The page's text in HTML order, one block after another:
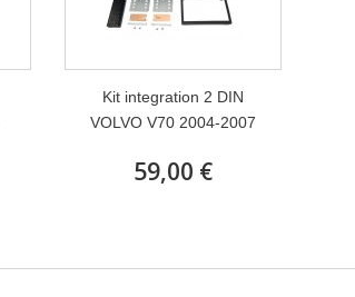
Kit integration 2 DIN
VOLVO V70 2004-2007
59,00 €